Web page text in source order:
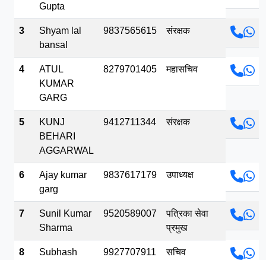
Gupta
3
Shyam lal
bansal
9837565615 संरक्षक
4
ATUL
KUMAR
GARG
8279701405 महासचिव
5
KUNJ
BEHARI
AGGARWAL
9412711344 संरक्षक
6
Ajay kumar
garg
9837617179 उपाध्यक्ष
7
Sunil Kumar
Sharma
9520589007
पत्रिका सेवा
प्रमुख
8
Subhash
9927707911 सचिव